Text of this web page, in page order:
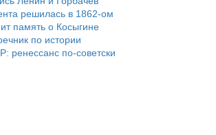
решилась в 1862-ом
память о Косыгине
по истории
ренессанс по-советски